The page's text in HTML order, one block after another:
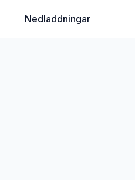
Nedladdningar